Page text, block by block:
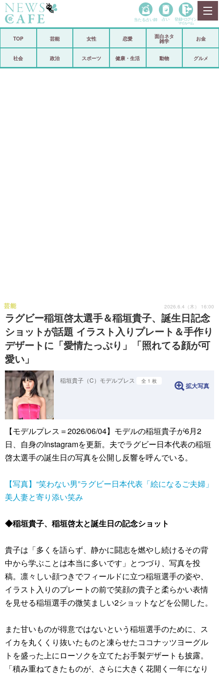
政治
当たる占い師 占い 登録• ログイン
マイルーム
TOP 芸能 女性 恋愛
面白ネタ
雑学
お金
社会 政治 スポーツ 健康・生活 動物 グルメ
ラグビー稲垣啓太選手＆稲垣貴子、誕生日記念
ショットが話題 イラスト入りプレート＆手作り
デザートに「愛情たっぷり」「照れてる顔が可
愛い」
芸能 2026.6.4（木） 16:00
稲垣貴子（C）モデルプレス 全 1 枚
拡大写真
【モデルプレス＝2026/06/04】モデルの稲垣貴子が6月2
日、自身のInstagramを更新。夫でラグビー日本代表の稲垣
啓太選手の誕生日の写真を公開し反響を呼んでいる。
【写真】“笑わない男”ラグビー日本代表「絵になるご夫婦」
美人妻と寄り添い笑み
◆稲垣貴子、稲垣啓太と誕生日の記念ショット
貴子は「多くを語らず、静かに闘志を燃やし続けるその背
中から学ぶことは本当に多いです」とつづり、写真を投
稿。凛々しい顔つきでフィールドに立つ稲垣選手の姿や、
イラスト入りのプレートの前で笑顔の貴子と柔らかい表情
を見せる稲垣選手の微笑ましい2ショットなどを公開した。
また甘いものが得意ではないという稲垣選手のために、ス
イカを丸くくり抜いたものと凍らせたココナッツヨーグル
トを盛った上にローソクを立てたお手製デザートも披露。
「積み重ねてきたものが、さらに大きく花開く一年になり